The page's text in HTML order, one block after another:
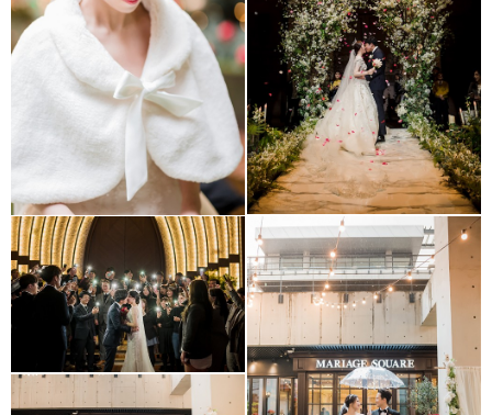
Botanic Park Wedding
(보타닉파크웨딩 _
오키드홀)
Hotel Ritz
The Grace Kelly (안양 더
그레이스 켈리)
Mariage Square
(마리아쥬스퀘어)